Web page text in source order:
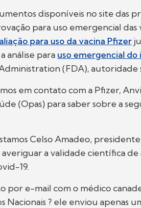
disponíveis no site das
para uso emergencial das
para uso da vacina Pfizer
análise para uso emergencial
(FDA), autoridade
em contato com a Pfizer,
(Opas) para saber sobre a
Celso Amadeo,
a validade científica
19.
por e-mail com o médico
Nacionais ? ele enviou apenas